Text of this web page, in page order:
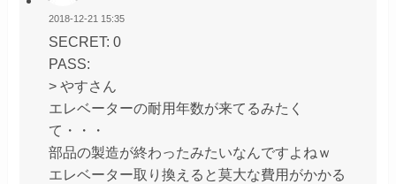
2018-12-21 15:35
SECRET: 0
PASS:
> やすさん
エレベーターの耐用年数が来てるみたく
て・・・
部品の製造が終わったみたいなんですよねｗ
エレベーター取り換えると莫大な費用がかかる